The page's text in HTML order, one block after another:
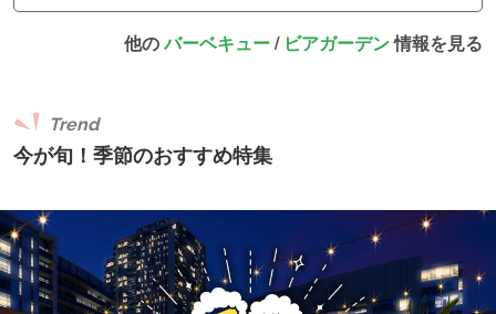
他のバーベキュー/ ビアガーデン情報を見る
今が旬！季節のおすすめ特集
Trend